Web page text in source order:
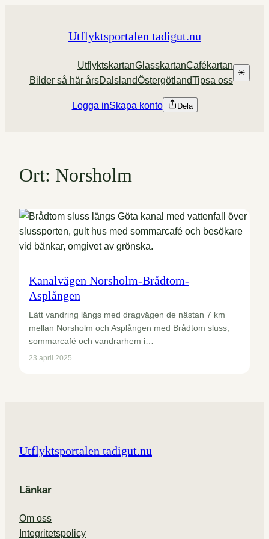
Utflyktsportalen tadigut.nu
UtflyktskartanGlasskartanCafékartan
Bilder så här årsDalslandÖstergötlandTipsa oss
☀️
Logga inSkapa konto Dela
Ort: Norsholm
Kanalvägen Norsholm-Brådtom-
Asplången
Lätt vandring längs med dragvägen de nästan 7 km
mellan Norsholm och Asplången med Brådtom sluss,
sommarcafé och vandrarhem i…
23 april 2025
Utflyktsportalen tadigut.nu
Länkar
Om oss
Integritetspolicy